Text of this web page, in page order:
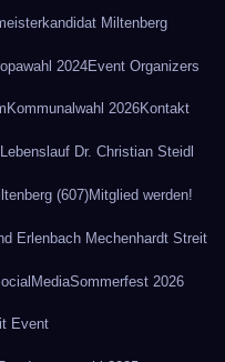
Miltenberg
2024Event Organizers
Kommunalwahl 2026Kontakt
Lebenslauf Dr. Christian Steidl
(607)Mitglied werden!
Erlenbach Mechenhardt Streit
Sommerfest 2026
Event